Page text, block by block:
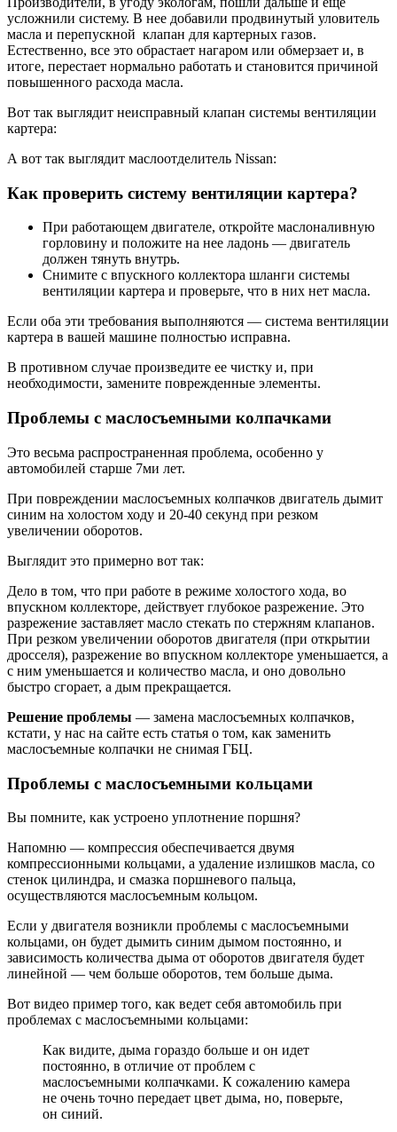
усложнили систему. В нее добавили продвинутый уловитель
масла и перепускной клапан для картерных газов.
Естественно, все это обрастает нагаром или обмерзает и, в
итоге, перестает нормально работать и становится причиной
повышенного расхода масла.
Вот так выглядит неисправный клапан системы вентиляции
картера:
А вот так выглядит маслоотделитель Nissan:
Как проверить систему вентиляции картера?
При работающем двигателе, откройте маслоналивную
горловину и положите на нее ладонь — двигатель
должен тянуть внутрь.
Снимите с впускного коллектора шланги системы
вентиляции картера и проверьте, что в них нет масла.
Если оба эти требования выполняются — система вентиляции
картера в вашей машине полностью исправна.
В противном случае произведите ее чистку и, при
необходимости, замените поврежденные элементы.
Проблемы с маслосъемными колпачками
Это весьма распространенная проблема, особенно у
автомобилей старше 7ми лет.
При повреждении маслосъемных колпачков двигатель дымит
синим на холостом ходу и 20-40 секунд при резком
увеличении оборотов.
Выглядит это примерно вот так:
Дело в том, что при работе в режиме холостого хода, во
впускном коллекторе, действует глубокое разрежение. Это
разрежение заставляет масло стекать по стержням клапанов.
При резком увеличении оборотов двигателя (при открытии
дросселя), разрежение во впускном коллекторе уменьшается, а
с ним уменьшается и количество масла, и оно довольно
быстро сгорает, а дым прекращается.
Решение проблемы — замена маслосъемных колпачков,
кстати, у нас на сайте есть статья о том, как заменить
маслосъемные колпачки не снимая ГБЦ.
Проблемы с маслосъемными кольцами
Вы помните, как устроено уплотнение поршня?
Напомню — компрессия обеспечивается двумя
компрессионными кольцами, а удаление излишков масла, со
стенок цилиндра, и смазка поршневого пальца,
осуществляются маслосъемным кольцом.
Если у двигателя возникли проблемы с маслосъемными
кольцами, он будет дымить синим дымом постоянно, и
зависимость количества дыма от оборотов двигателя будет
линейной — чем больше оборотов, тем больше дыма.
Вот видео пример того, как ведет себя автомобиль при
проблемах с маслосъемными кольцами:
Как видите, дыма гораздо больше и он идет
постоянно, в отличие от проблем с
маслосъемными колпачками. К сожалению камера
не очень точно передает цвет дыма, но, поверьте,
он синий.